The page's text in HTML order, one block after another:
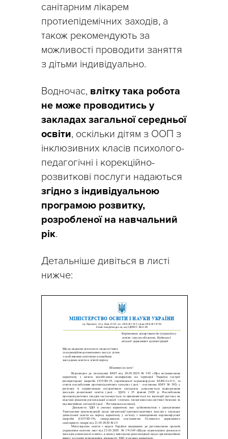
санітарним лікарем
протиепідемічних заходів, а
також рекомендують за
можливості проводити заняття
з дітьми індивідуально.
Водночас, влітку така робота
не може проводитись у
закладах загальної середньої
освіти, оскільки дітям з ООП з
інклюзивних класів психолого-
педагогічні і корекційно-
розвиткові послуги надаються
згідно з індивідуальною
програмою розвитку,
розробленої на навчальний
рік.
Детальніше дивіться в листі
нижче: